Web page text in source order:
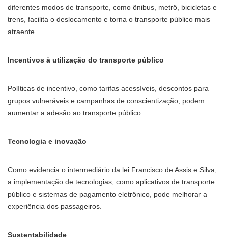
diferentes modos de transporte, como ônibus, metrô, bicicletas e
trens, facilita o deslocamento e torna o transporte público mais
atraente.
Incentivos à utilização do transporte público
Políticas de incentivo, como tarifas acessíveis, descontos para
grupos vulneráveis ​​e campanhas de conscientização, podem
aumentar a adesão ao transporte público.
Tecnologia e inovação
Como evidencia o intermediário da lei Francisco de Assis e Silva,
a implementação de tecnologias, como aplicativos de transporte
público e sistemas de pagamento eletrônico, pode melhorar a
experiência dos passageiros.
Sustentabilidade